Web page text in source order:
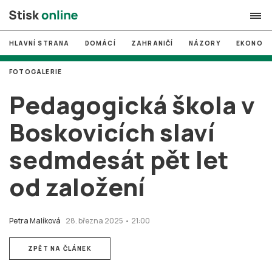
search
# MUNI
# Brno
# volby
login PŘIHLÁSIT SE
Zapomněli jste heslo?
HLAVNÍ STRANA DOMÁCÍ ZAHRANIČÍ NÁZORY
Pedagogická škola v
Boskovicích slaví
sedmdesát pět let
od založení
Petra Malíková 28. března 2025 • 21:00
FOTOGALERIE
ZPĚT NA ČLÁNEK